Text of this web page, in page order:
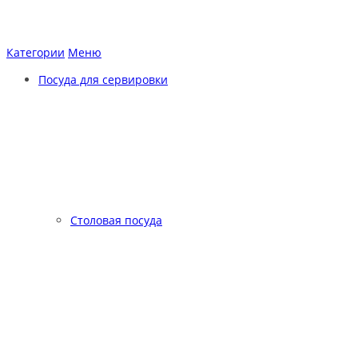
Категории Меню
Посуда для сервировки
Столовая посуда